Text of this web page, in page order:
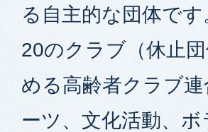
る自主的な団体で
20のクラブ（休止
める高齢者クラブ
ーツ、文化活動、